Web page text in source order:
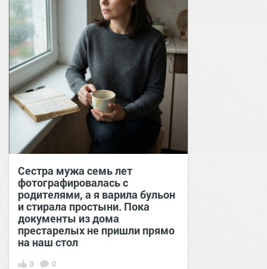
Сестра мужа семь лет
фотографировалась с
родителями, а я варила бульон
и стирала простыни. Пока
документы из дома
престарелых не пришли прямо
на наш стол
0 0